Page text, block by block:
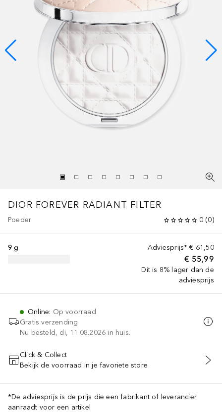
DIOR FOREVER RADIANT FILTER
Poeder 0 (0)
Adviesprijs* € 61,50
€ 55,99
Dit is 8% lager dan de
adviesprijs
9 g
Online: Op voorraad
Gratis verzending
Nu besteld, di, 11.08.2026 in huis.
VOEG TOE AAN WINKELMANDJE
Click & Collect
Bekijk de voorraad in je favoriete store
*De adviesprijs is de prijs die een fabrikant of leverancier
aanraadt voor een artikel